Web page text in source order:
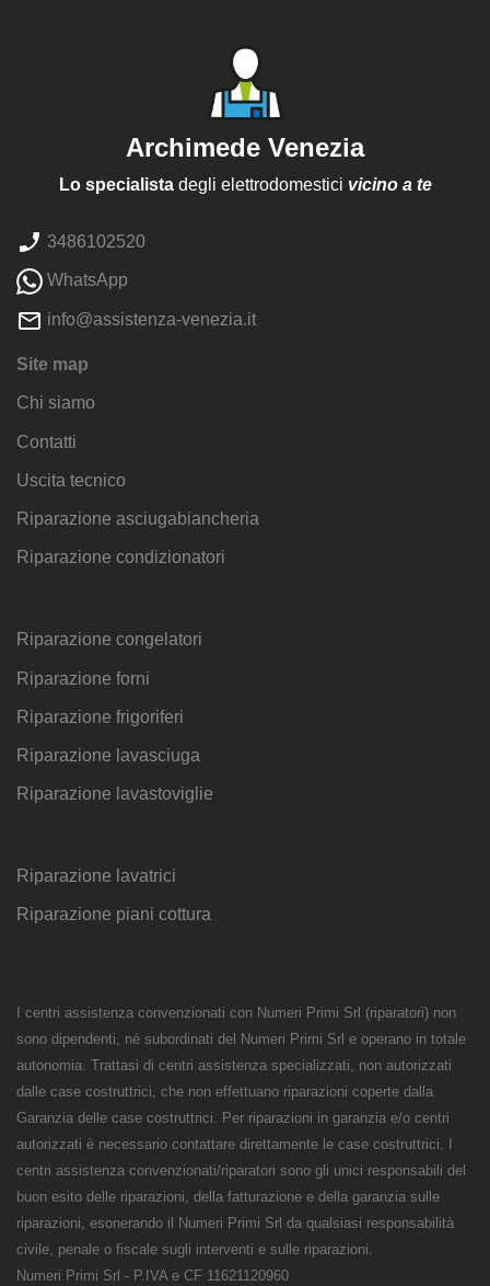
Archimede Venezia
Lo specialistadegli elettrodomestici vicino a te
3486102520
WhatsApp
info@assistenza-venezia.it
Site map
Chi siamo
Contatti
Uscita tecnico
Riparazione asciugabiancheria
Riparazione condizionatori
Riparazione congelatori
Riparazione forni
Riparazione frigoriferi
Riparazione lavasciuga
Riparazione lavastoviglie
Riparazione lavatrici
Riparazione piani cottura
I centri assistenza convenzionati con Numeri Primi Srl (riparatori) non
sono dipendenti, né subordinati del Numeri Primi Srl e operano in totale
autonomia. Trattasi di centri assistenza specializzati, non autorizzati
dalle case costruttrici, che non effettuano riparazioni coperte dalla
Garanzia delle case costruttrici. Per riparazioni in garanzia e/o centri
autorizzati è necessario contattare direttamente le case costruttrici. I
centri assistenza convenzionati/riparatori sono gli unici responsabili del
buon esito delle riparazioni, della fatturazione e della garanzia sulle
riparazioni, esonerando il Numeri Primi Srl da qualsiasi responsabilità
civile, penale o fiscale sugli interventi e sulle riparazioni.
Numeri Primi Srl - P.IVA e CF 11621120960